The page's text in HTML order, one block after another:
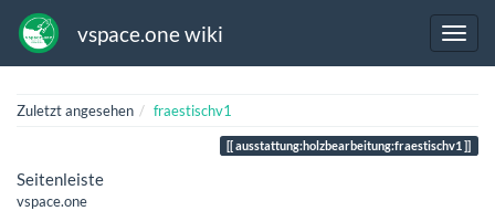
vspace.one wiki
Zuletzt angesehen fraestischv1
ausstattung:holzbearbeitung:fraestischv1
Seitenleiste
vspace.one